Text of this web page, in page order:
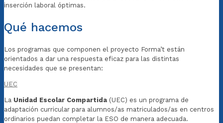
inserción laboral óptimas.
Qué hacemos
Los programas que componen el proyecto Forma’t están
orientados a dar una respuesta eficaz para las distintas
necesidades que se presentan:
UEC
La Unidad Escolar Compartida (UEC) es un programa de
adaptación curricular para alumnos/as matriculados/as en centros
ordinarios puedan completar la ESO de manera adecuada.